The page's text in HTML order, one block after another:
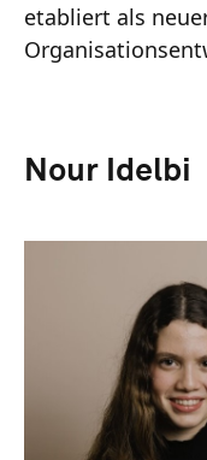
etabliert als
Nour Idelbi